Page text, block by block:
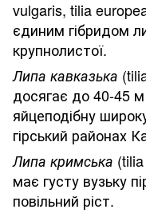
vulgaris, tilia
єдиним гібридом
крупнолистої.
Липа кавказька
досягає до 40-45
яйцеподібну
гірський районах
Липа кримська
має густу вузьку
повільний ріст.